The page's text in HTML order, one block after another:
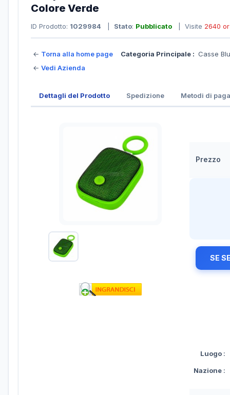
Colore Verde
ID Prodotto: 1029984 Stato: Pubblicato | Visite 2640
← Torna alla home page
← Vedi Azienda
Categoria Principale : Casse
Dettagli del Prodotto Spedizione Metodi di
Prezzo
SE
Luogo :
Nazione :